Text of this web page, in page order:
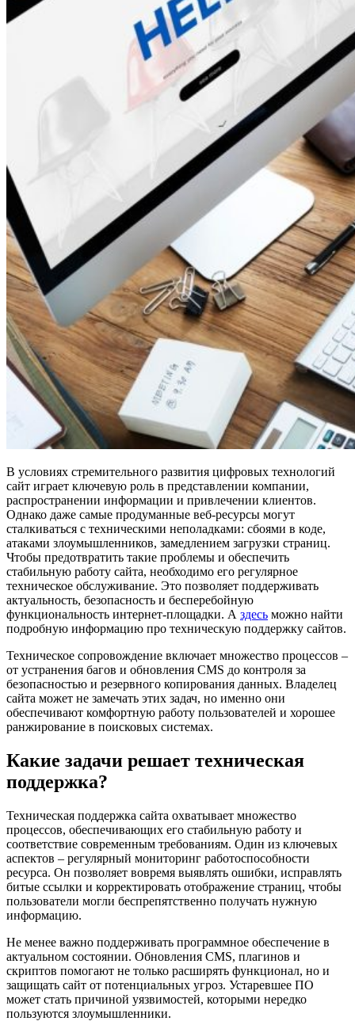
В условиях стремительного развития цифровых технологий
сайт играет ключевую роль в представлении компании,
распространении информации и привлечении клиентов.
Однако даже самые продуманные веб-ресурсы могут
сталкиваться с техническими неполадками: сбоями в коде,
атаками злоумышленников, замедлением загрузки страниц.
Чтобы предотвратить такие проблемы и обеспечить
стабильную работу сайта, необходимо его регулярное
техническое обслуживание. Это позволяет поддерживать
актуальность, безопасность и бесперебойную
функциональность интернет-площадки. А здесь можно найти
подробную информацию про техническую поддержку сайтов.
Техническое сопровождение включает множество процессов –
от устранения багов и обновления CMS до контроля за
безопасностью и резервного копирования данных. Владелец
сайта может не замечать этих задач, но именно они
обеспечивают комфортную работу пользователей и хорошее
ранжирование в поисковых системах.
Какие задачи решает техническая
поддержка?
Техническая поддержка сайта охватывает множество
процессов, обеспечивающих его стабильную работу и
соответствие современным требованиям. Один из ключевых
аспектов – регулярный мониторинг работоспособности
ресурса. Он позволяет вовремя выявлять ошибки, исправлять
битые ссылки и корректировать отображение страниц, чтобы
пользователи могли беспрепятственно получать нужную
информацию.
Не менее важно поддерживать программное обеспечение в
актуальном состоянии. Обновления CMS, плагинов и
скриптов помогают не только расширять функционал, но и
защищать сайт от потенциальных угроз. Устаревшее ПО
может стать причиной уязвимостей, которыми нередко
пользуются злоумышленники.